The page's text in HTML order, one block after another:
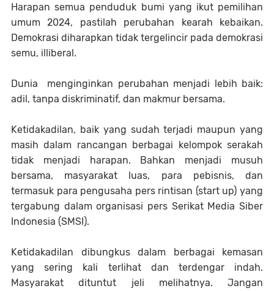
Harapan semua penduduk bumi yang ikut pemilihan
umum 2024, pastilah perubahan kearah kebaikan.
Demokrasi diharapkan tidak tergelincir pada demokrasi
semu, illiberal.
Dunia menginginkan perubahan menjadi lebih baik:
adil, tanpa diskriminatif, dan makmur bersama.
Ketidakadilan, baik yang sudah terjadi maupun yang
masih dalam rancangan berbagai kelompok serakah
tidak menjadi harapan. Bahkan menjadi musuh
bersama, masyarakat luas, para pebisnis, dan
termasuk para pengusaha pers rintisan (start up) yang
tergabung dalam organisasi pers Serikat Media Siber
Indonesia (SMSI).
Ketidakadilan dibungkus dalam berbagai kemasan
yang sering kali terlihat dan terdengar indah.
Masyarakat dituntut jeli melihatnya. Jangan